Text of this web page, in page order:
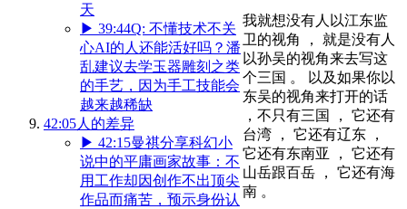
天
▶ 39:44Q: 不懂技术不关
心AI的人还能活好吗？潘
乱建议去学玉器雕刻之类
的手艺，因为手工技能会
越来越稀缺
42:05人的差异
▶ 42:15曼祺分享科幻小
说中的平庸画家故事：不
用工作却因创作不出顶尖
作品而痛苦，预示身份认
我就想没有人以江东监
卫的视角 ， 就是没有人
以孙吴的视角来去写这
个三国 。 以及如果你以
东吴的视角来打开的话
，不只有三国 ， 它还有
台湾 ， 它还有辽东 ，
它还有东南亚 ， 它还有
山岳跟百岳 ， 它还有海
南 。